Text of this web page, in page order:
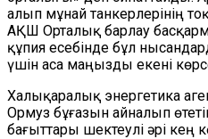
алып мұнай танкерлерінің
АҚШ Орталық барлау
құпия есебінде бұл
үшін аса маңызды екені
Халықаралық энергетика
Ормуз бұғазын айналып
бағыттары шектеулі әрі кең